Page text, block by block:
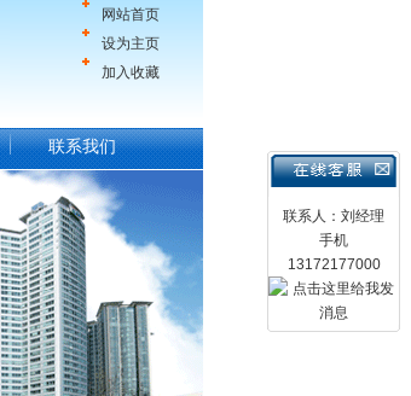
网站首页
设为主页
加入收藏
联系人：刘经理
手机
13172177000
联系我们